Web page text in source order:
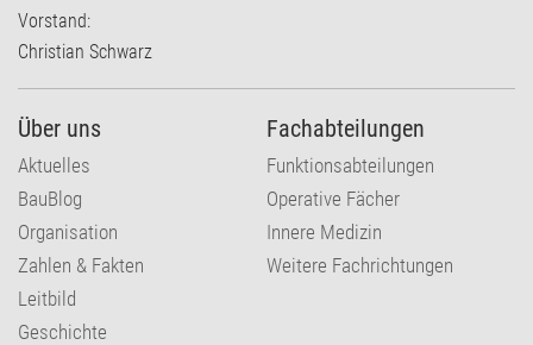
Vorstand:
Christian Schwarz
Über uns
Aktuelles
BauBlog
Organisation
Zahlen & Fakten
Leitbild
Geschichte
Fachabteilungen
Funktionsabteilungen
Operative Fächer
Innere Medizin
Weitere Fachrichtungen